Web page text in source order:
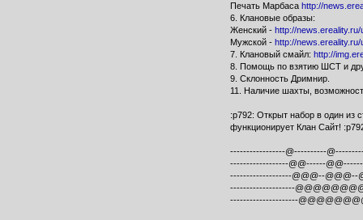
Печать Марбаса http://
6. Клановые образы:
Женский - http://
Мужской - http://
7. Клановый смайл: http://
8. Помощь по взятию ШСТ и
9. Склонность Дримнир.
11. Наличие шахты,
:p792: Открыт набор в один из
функционирует Клан Сайт!
-----------------@----------
------------------@@------
-------------------@@@--@@@--
--------------------
---------------------